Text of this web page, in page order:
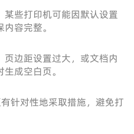
某些打印机可能因默认设置
容完整。
页边距设置过大，或文档内
成空白页。
针对性地采取措施，避免打